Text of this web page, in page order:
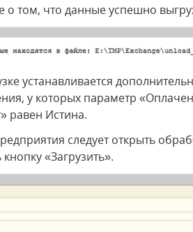
о том, что данные успешно
устанавливается
у которых параметр
равен Истина.
следует открыть
«Загрузить».